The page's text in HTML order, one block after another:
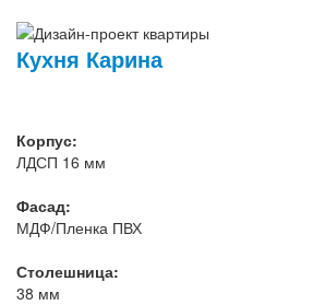
Кухня Карина
Корпус:
ЛДСП 16 мм
Фасад:
МДФ/Пленка ПВХ
Столешница:
38 мм